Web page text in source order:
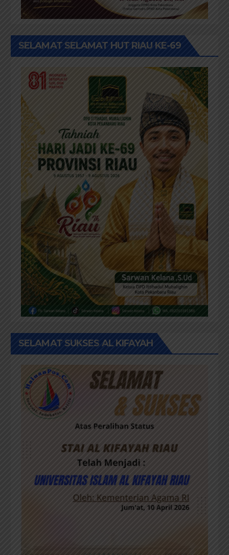
SELAMAT SELAMAT HUT RIAU KE-69
SELAMAT SUKSES AL KIFAYAH